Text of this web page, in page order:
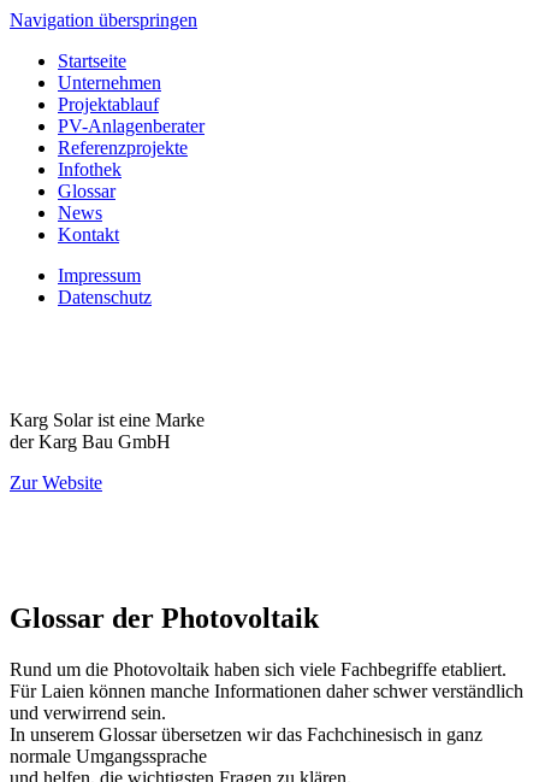
Navigation überspringen
Startseite
Unternehmen
Projektablauf
PV-Anlagenberater
Referenzprojekte
Infothek
Glossar
News
Kontakt
Impressum
Datenschutz
Karg Solar ist eine Marke
der Karg Bau GmbH
Zur Website
Glossar der Photovoltaik
Rund um die Photovoltaik haben sich viele Fachbegriffe etabliert.
Für Laien können manche Informationen daher schwer verständlich
und verwirrend sein.
In unserem Glossar übersetzen wir das Fachchinesisch in ganz
normale Umgangssprache
und helfen, die wichtigsten Fragen zu klären.